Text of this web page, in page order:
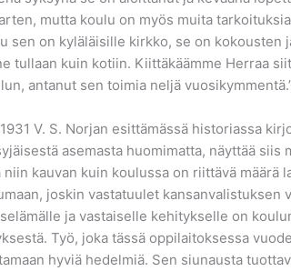
mutta koulu on myös muita
sen on kyläläisille kirkko, se on kokousten
tullaan kuin kotiin. Kiittäkäämme Herraa
antanut sen toimia neljä
V. S. Norjan esittämässä historiassa
asemasta huomimatta, näyttää siis
kauvan kuin koulussa on riittävä määrä
joskin vastatuulet kansanvalistuksen
ja vastaiselle kehitykselle on
Työ, joka tässä oppilaitoksessa
hyviä hedelmiä. Sen siunausta